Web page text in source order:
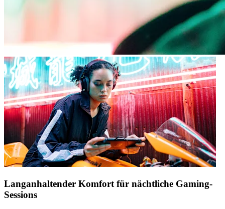
Langanhaltender Komfort für nächtliche Gaming-
Sessions